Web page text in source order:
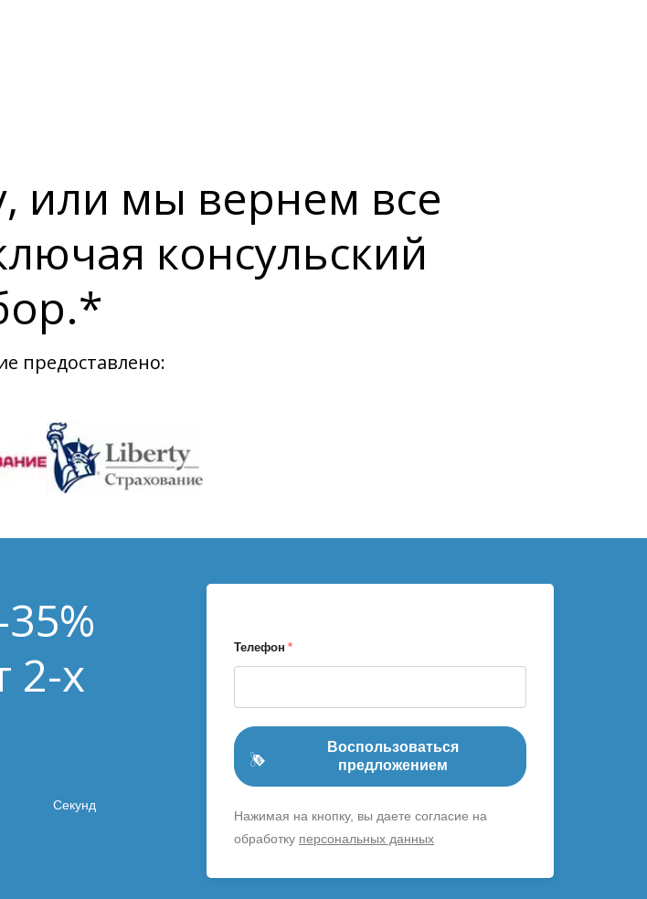
или мы вернем все
консульский
предоставлено:
2-х
Секунд
Телефон *
Воспользоваться
предложением
Нажимая на кнопку, вы даете согласие на
обработку персональных данных